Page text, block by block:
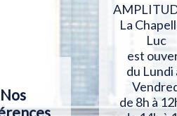
Nos
La
Luc
est
du Lundi
de 8h à